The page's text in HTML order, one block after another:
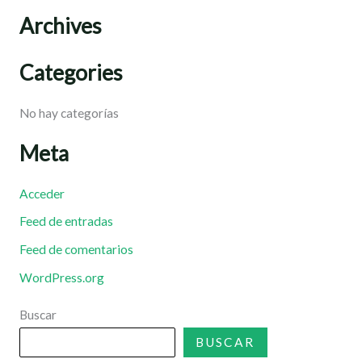
a
p
o
:
Archives
Categories
No hay categorías
Meta
Acceder
Feed de entradas
Feed de comentarios
WordPress.org
Buscar
BUSCAR